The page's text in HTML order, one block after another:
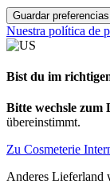
Guardar preferencias
Nuestra política de
Bist du im
Bitte wechsle zum
übereinstimmt.
Zu Cosmeterie
Anderes Lieferland